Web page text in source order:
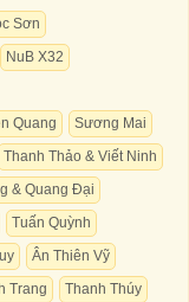
Sơn
NuB X32
Quang
Sương Mai
Thanh Thảo & Viết Ninh
& Quang Đại
Tuấn Quỳnh
Ân Thiên Vỹ
Trang
Thanh Thúy